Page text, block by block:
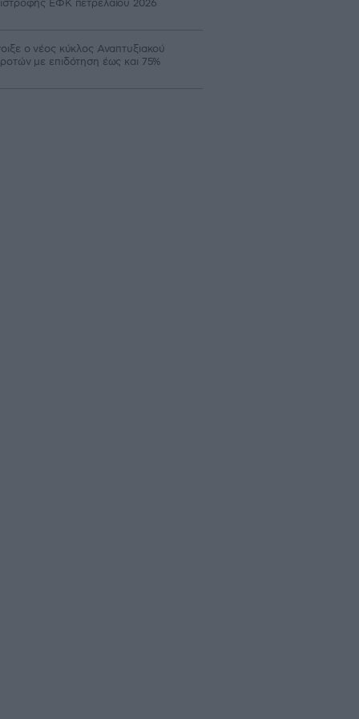
ΕΦΚ πετρελαίου 2026
ο νέος κύκλος Αναπτυξιακού
με επιδότηση έως και 75%